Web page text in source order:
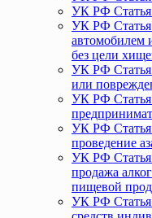
УК РФ Статья
УК РФ Статья
автомобилем
без цели
УК РФ
или
УК РФ Статья
УК РФ Статья
проведение
УК РФ Статья
продажа
пищевой
УК РФ Статья